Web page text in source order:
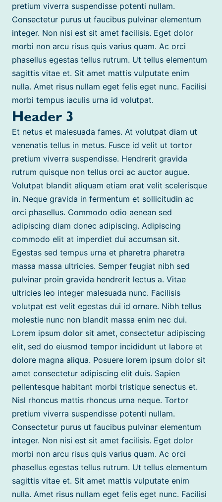
pretium viverra suspendisse potenti nullam.
Consectetur purus ut faucibus pulvinar elementum
integer. Non nisi est sit amet facilisis. Eget dolor
morbi non arcu risus quis varius quam. Ac orci
phasellus egestas tellus rutrum. Ut tellus elementum
sagittis vitae et. Sit amet mattis vulputate enim
nulla. Amet risus nullam eget felis eget nunc. Facilisi
morbi tempus iaculis urna id volutpat.
Header 3
Et netus et malesuada fames. At volutpat diam ut
venenatis tellus in metus. Fusce id velit ut tortor
pretium viverra suspendisse. Hendrerit gravida
rutrum quisque non tellus orci ac auctor augue.
Volutpat blandit aliquam etiam erat velit scelerisque
in. Neque gravida in fermentum et sollicitudin ac
orci phasellus. Commodo odio aenean sed
adipiscing diam donec adipiscing. Adipiscing
commodo elit at imperdiet dui accumsan sit.
Egestas sed tempus urna et pharetra pharetra
massa massa ultricies. Semper feugiat nibh sed
pulvinar proin gravida hendrerit lectus a. Vitae
ultricies leo integer malesuada nunc. Facilisis
volutpat est velit egestas dui id ornare. Nibh tellus
molestie nunc non blandit massa enim nec dui.
Lorem ipsum dolor sit amet, consectetur adipiscing
elit, sed do eiusmod tempor incididunt ut labore et
dolore magna aliqua. Posuere lorem ipsum dolor sit
amet consectetur adipiscing elit duis. Sapien
pellentesque habitant morbi tristique senectus et.
Nisl rhoncus mattis rhoncus urna neque. Tortor
pretium viverra suspendisse potenti nullam.
Consectetur purus ut faucibus pulvinar elementum
integer. Non nisi est sit amet facilisis. Eget dolor
morbi non arcu risus quis varius quam. Ac orci
phasellus egestas tellus rutrum. Ut tellus elementum
sagittis vitae et. Sit amet mattis vulputate enim
nulla. Amet risus nullam eget felis eget nunc. Facilisi